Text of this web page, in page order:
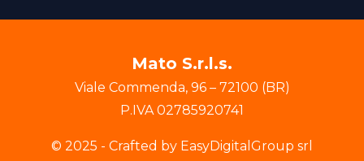
Mato S.r.l.s.
Viale Commenda, 96– 72100 (BR)
P.IVA02785920741
© 2025 - Crafted by EasyDigitalGroup srl